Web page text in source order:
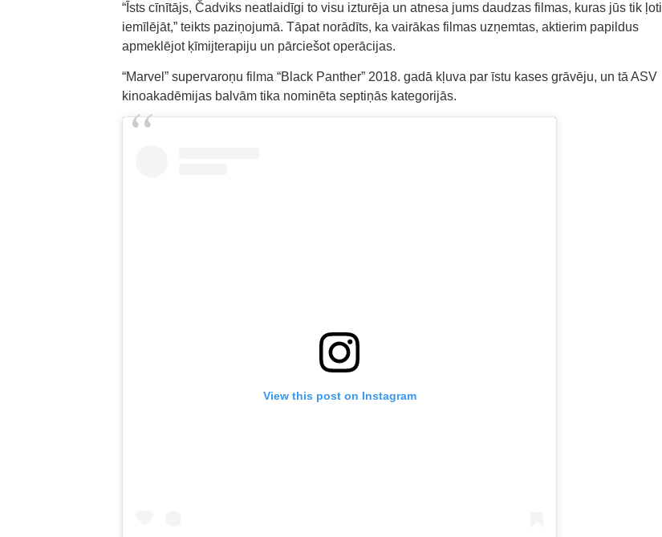
“Īsts cīnītājs, Čadviks neatlaidīgi to visu izturēja un atnesa jums daudzas filmas, kuras jūs tik ļoti
iemīlējāt,” teikts paziņojumā. Tāpat norādīts, ka vairākas filmas uzņemtas, aktierim papildus
apmeklējot ķīmijterapiju un pārciešot operācijas.
“Marvel” supervaroņu filma “Black Panther” 2018. gadā kļuva par īstu kases grāvēju, un tā ASV
kinoakadēmijas balvām tika nominēta septiņās kategorijās.
View this post on Instagram